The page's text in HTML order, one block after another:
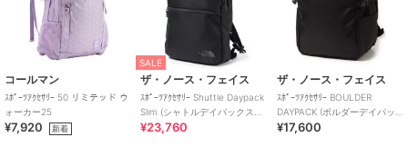
コールマン
ｽﾎﾟｰﾂｱｸｾｻﾘｰ 50 リミテッド ウ
ォーカー25
¥7,920 新着
SALE
ザ・ノース・フェイス
ｽﾎﾟｰﾂｱｸｾｻﾘｰ Shuttle Daypack
Slim (シャトルデイパックスリ
ム)
¥23,760
ザ・ノース・フェイス
ｽﾎﾟｰﾂｱｸｾｻﾘｰ BOULDER
DAYPACK (ボルダーデイパッ
ク)
¥17,600